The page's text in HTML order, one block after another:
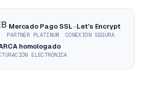
Mercado Pago
PARTNER PLATINUM
SSL · Let's Encrypt
CONEXIÓN SEGURA
homologado
ELECTRÓNICA